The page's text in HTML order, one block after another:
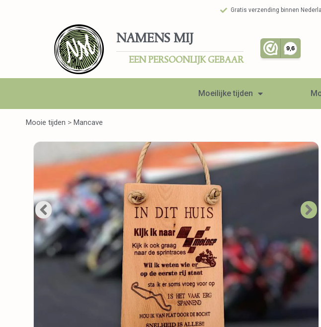
Gratis verzending binnen
NAMENS MIJ
EEN PERSOONLIJK GEBAAR
Moeilijke tijden
Mooie tijden > Mancave